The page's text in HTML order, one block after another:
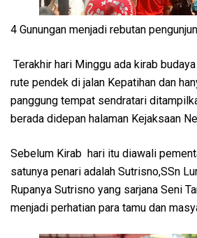
4 Gunungan menjadi rebutan
Terakhir hari Minggu ada kirab
rute pendek di jalan Kepatihan dan
panggung tempat sendratari
berada didepan halaman Kejaksaan
Sebelum Kirab hari itu diawali
satunya penari adalah Sutrisno,SSn
Rupanya Sutrisno yang sarjana Seni
menjadi perhatian para tamu dan